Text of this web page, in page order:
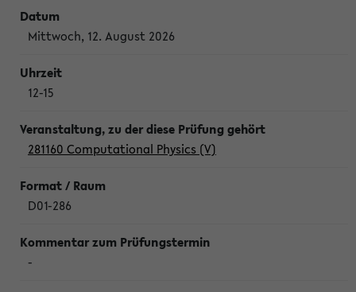
Mittwoch, 12. August 2026
12-15
281160 Computational Physics (V)
D01-286
-